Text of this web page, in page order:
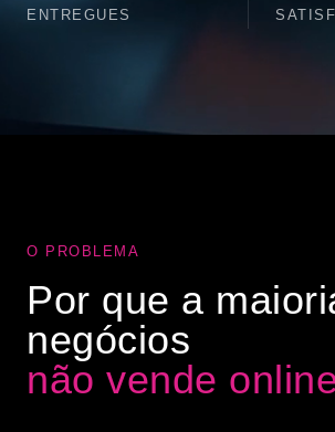
ENTREGUES
O PROBLEMA
Por que a
negócios
não vende